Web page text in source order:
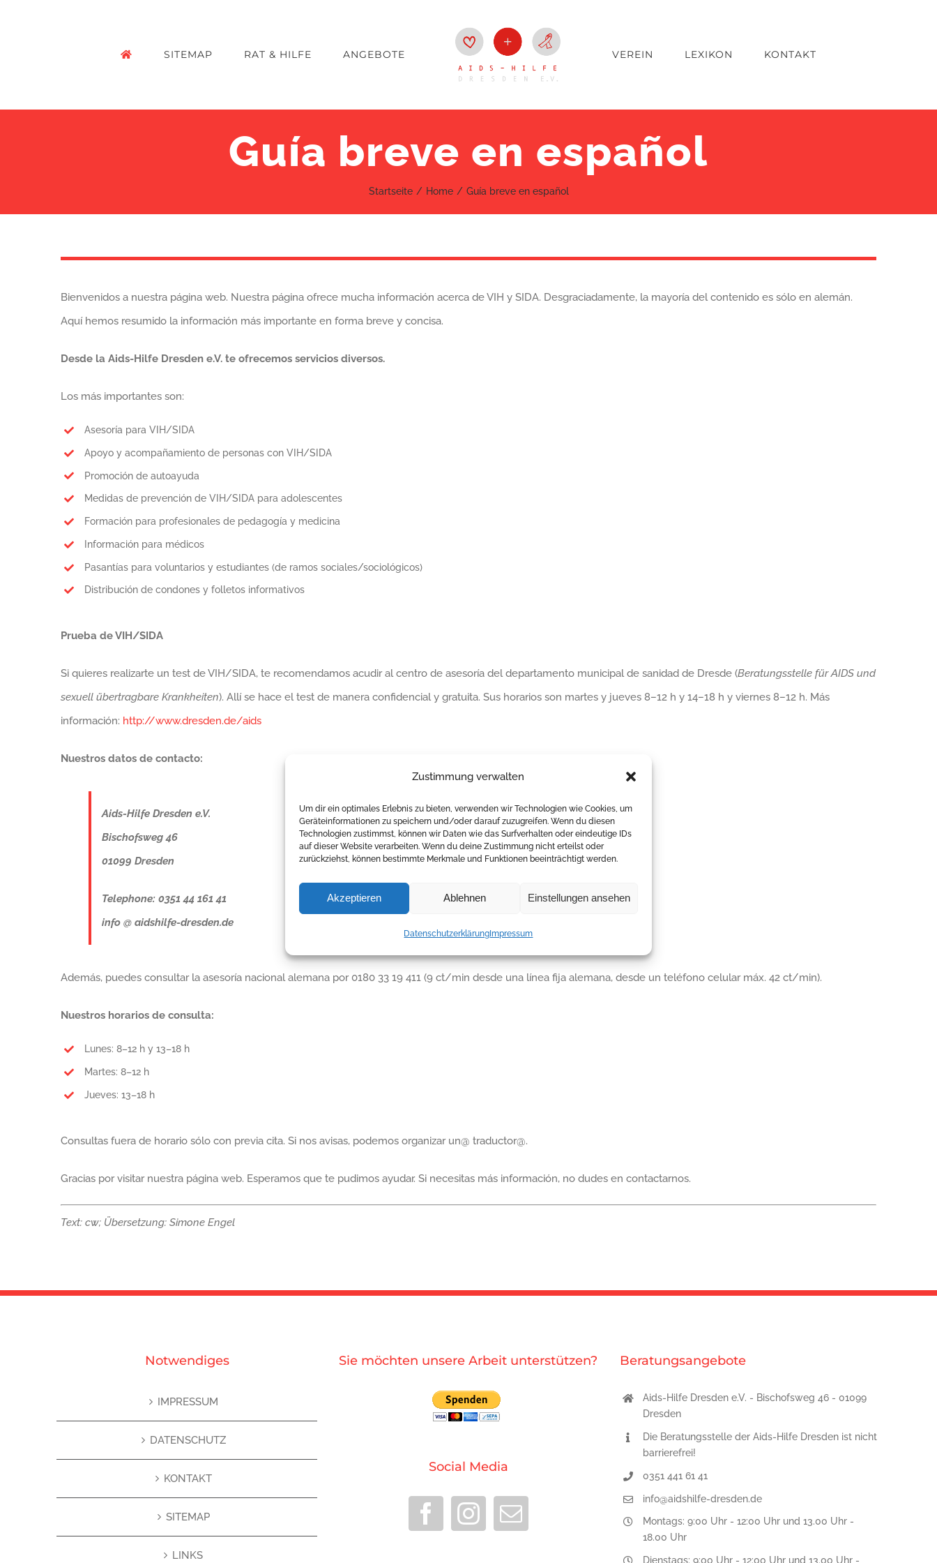
Zustimmung verwalten
Um dir ein optimales Erlebnis zu bieten, verwenden wir Technologien wie Cookies, um
Geräteinformationen zu speichern und/oder darauf zuzugreifen. Wenn du diesen
Technologien zustimmst, können wir Daten wie das Surfverhalten oder eindeutige IDs
auf dieser Website verarbeiten. Wenn du deine Zustimmung nicht erteilst oder
zurückziehst, können bestimmte Merkmale und Funktionen beeinträchtigt werden.
Akzeptieren Ablehnen Einstellungen ansehen
DatenschutzerklärungImpressum
SITEMAP RAT & HILFE ANGEBOTE VEREIN LEXIKON KONTAKT
Guía breve en español
Startseite Home Guía breve en español
Bienvenidos a nuestra página web. Nuestra página ofrece mucha información acerca de VIH y SIDA. Desgraciadamente, la mayoría del contenido es sólo en alemán.
Aquí hemos resumido la información más importante en forma breve y concisa.
Desde la Aids-Hilfe Dresden e.V. te ofrecemos servicios diversos.
Los más importantes son:
Asesoría para VIH/SIDA
Apoyo y acompañamiento de personas con VIH/SIDA
Promoción de autoayuda
Medidas de prevención de VIH/SIDA para adolescentes
Formación para profesionales de pedagogía y medicina
Información para médicos
Pasantías para voluntarios y estudiantes (de ramos sociales/sociológicos)
Distribución de condones y folletos informativos
Prueba de VIH/SIDA
Si quieres realizarte un test de VIH/SIDA, te recomendamos acudir al centro de asesoría del departamento municipal de sanidad de Dresde (Beratungsstelle für AIDS und
sexuell übertragbare Krankheiten). Allí se hace el test de manera confidencial y gratuita. Sus horarios son martes y jueves 8–12 h y 14–18 h y viernes 8–12 h. Más
información: http://www.dresden.de/aids
Nuestros datos de contacto:
Aids-Hilfe Dresden e.V.
Bischofsweg 46
01099 Dresden
Telephone: 0351 44 161 41
info @ aidshilfe-dresden.de
Además, puedes consultar la asesoría nacional alemana por 0180 33 19 411 (9 ct/min desde una línea fija alemana, desde un teléfono celular máx. 42 ct/min).
Nuestros horarios de consulta:
Lunes: 8–12 h y 13–18 h
Martes: 8–12 h
Jueves: 13–18 h
Consultas fuera de horario sólo con previa cita. Si nos avisas, podemos organizar un@ traductor@.
Gracias por visitar nuestra página web. Esperamos que te pudimos ayudar. Si necesitas más información, no dudes en contactarnos.
Text: cw; Übersetzung: Simone Engel
Notwendiges
IMPRESSUM
DATENSCHUTZ
KONTAKT
SITEMAP
LINKS
Sie möchten unsere Arbeit unterstützen?
Social Media
Beratungsangebote
Aids-Hilfe Dresden e.V. - Bischofsweg 46 - 01099
Dresden
Die Beratungsstelle der Aids-Hilfe Dresden ist nicht
barrierefrei!
0351 441 61 41
info@aidshilfe-dresden.de
Montags: 9:00 Uhr - 12:00 Uhr und 13.00 Uhr -
18.00 Uhr
Dienstags: 9:00 Uhr - 12:00 Uhr und 13.00 Uhr -